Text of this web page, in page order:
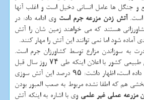
و جنگل ها عامل انسانی دخیل است و اغلب آنها
است.آتش زدن مزرعه جرم است وی ادامه داد: در
هستند که می خواهند زمین شان را آتش
آماده شود اما نمی توانند این آتش را مهار کنند.
به سوزاندن مزارع توسط کشاورزان جرم است.
فرمانده یگان حفاظت منابع طبیعی کشور با اعلان اینکه طی ۷۴ روز سال قبل
۲۴۰ مورد آتش سوزی رخ داده است، اظهار داشت: ۹۵ درصد این آتش سوزی
هم که اطفا نشده مربوط به صعب العبور بودن
مزرعه عملی غیر علمی وی با اشاره به اینکه آتش